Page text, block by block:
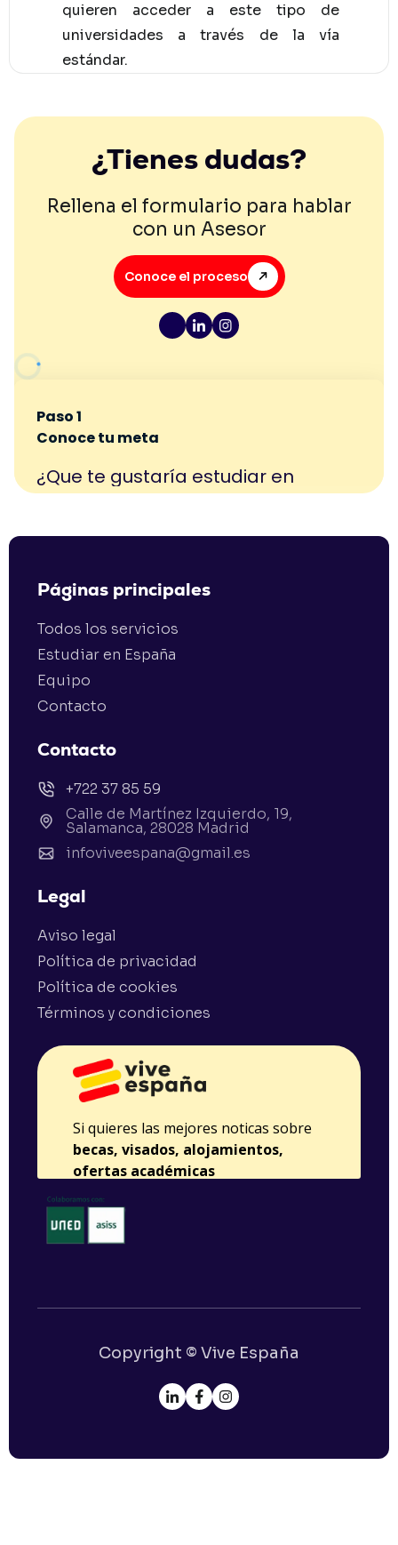
quieren acceder a este tipo de
universidades a través de la vía
estándar.
¿Tienes dudas?
Rellena el formulario para hablar
con un Asesor
Conoce el proceso
Páginas principales
Todos los servicios
Estudiar en España
Equipo
Contacto
Contacto
+722 37 85 59
Calle de Martínez Izquierdo, 19,
Salamanca, 28028 Madrid
infoviveespana@gmail.es
Legal
Aviso legal
Política de privacidad
Política de cookies
Términos y condiciones
Copyright © Vive España